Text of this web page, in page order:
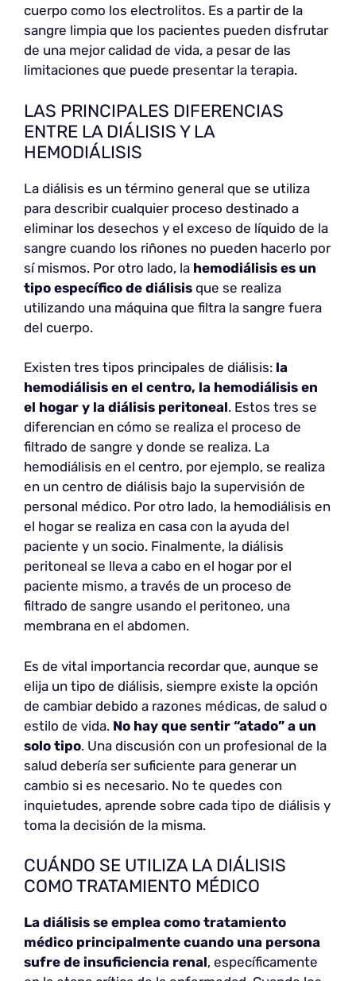
cuerpo como los electrolitos. Es a partir de la
sangre limpia que los pacientes pueden disfrutar
de una mejor calidad de vida, a pesar de las
limitaciones que puede presentar la terapia.
LAS PRINCIPALES DIFERENCIAS
ENTRE LA DIÁLISIS Y LA
HEMODIÁLISIS
La diálisis es un término general que se utiliza
para describir cualquier proceso destinado a
eliminar los desechos y el exceso de líquido de la
sangre cuando los riñones no pueden hacerlo por
sí mismos. Por otro lado, la hemodiálisis es un
tipo específico de diálisis que se realiza
utilizando una máquina que filtra la sangre fuera
del cuerpo.
Existen tres tipos principales de diálisis: la
hemodiálisis en el centro, la hemodiálisis en
el hogar y la diálisis peritoneal. Estos tres se
diferencian en cómo se realiza el proceso de
filtrado de sangre y donde se realiza. La
hemodiálisis en el centro, por ejemplo, se realiza
en un centro de diálisis bajo la supervisión de
personal médico. Por otro lado, la hemodiálisis en
el hogar se realiza en casa con la ayuda del
paciente y un socio. Finalmente, la diálisis
peritoneal se lleva a cabo en el hogar por el
paciente mismo, a través de un proceso de
filtrado de sangre usando el peritoneo, una
membrana en el abdomen.
Es de vital importancia recordar que, aunque se
elija un tipo de diálisis, siempre existe la opción
de cambiar debido a razones médicas, de salud o
estilo de vida. No hay que sentir “atado” a un
solo tipo. Una discusión con un profesional de la
salud debería ser suficiente para generar un
cambio si es necesario. No te quedes con
inquietudes, aprende sobre cada tipo de diálisis y
toma la decisión de la misma.
CUÁNDO SE UTILIZA LA DIÁLISIS
COMO TRATAMIENTO MÉDICO
La diálisis se emplea como tratamiento
médico principalmente cuando una persona
sufre de insuficiencia renal, específicamente